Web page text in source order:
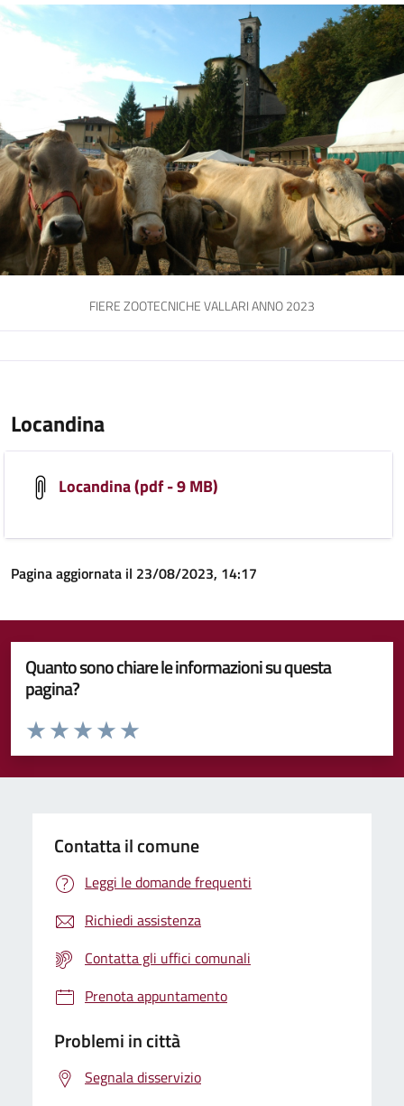
FIERE ZOOTECNICHE VALLARI ANNO 2023
Locandina
Locandina (pdf - 9 MB)
Pagina aggiornata il 23/08/2023, 14:17
Quanto sono chiare le informazioni su questa
pagina?
Valuta da 1 a 5 stelle la pagina
Valuta 5 stelle su 5
Valuta 4 stelle su 5
Valuta 3 stelle su 5
Valuta 2 stelle su 5
Valuta 1 stelle su 5
Contatta il comune
Leggi le domande frequenti
Richiedi assistenza
Contatta gli uffici comunali
Prenota appuntamento
Problemi in città
Segnala disservizio